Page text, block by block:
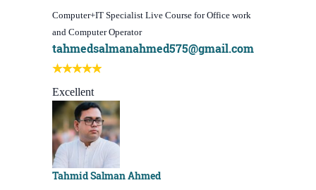
Computer+IT Specialist Live Course for Office work
and Computer Operator
tahmedsalmanahmed575@gmail.com
Excellent
Tahmid Salman Ahmed